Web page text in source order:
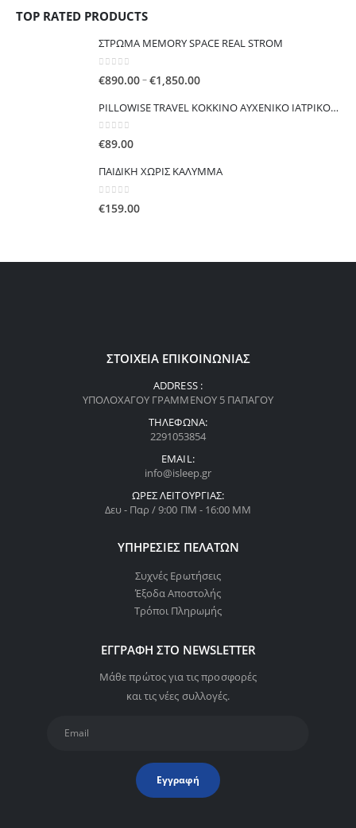
€11.00
TOP RATED PRODUCTS
ΣΤΡΩΜΑ MEMORY SPACE REAL STROM
€890.00–€1,850.00Price
€890.00
PILLOWISE TRAVEL ΚΟΚΚΙΝΟ ΑΥΧΕΝΙΚΟ ΙΑΤΡΙΚΟ ΜΑΞΙΛΑΡΙ ΤΑΞΙΔΙΟΥ
0out of 5
€89.00
ΠΑΙΔΙΚΗ ΧΩΡΙΣ ΚΑΛΥΜΜΑ
€159.00
ΣΤΟΙΧΕΊΑ ΕΠΙΚΟΙΝΩΝΊΑΣ
ADDRESS :
ΥΠΟΛΟΧΑΓΟΥ ΓΡΑΜΜΕΝΟΥ 5 ΠΑΠΑΓΟΥ
ΤΗΛΈΦΩΝΑ:
2291053854
EMAIL:
info@isleep.gr
ΏΡΕΣ ΛΕΙΤΟΥΡΓΊΑΣ:
Δευ - Παρ / 9:00 ΠΜ - 16:00 ΜΜ
ΥΠΗΡΕΣΊΕΣ ΠΕΛΑΤΏΝ
Συχνές Ερωτήσεις
Έξοδα Αποστολής
Τρόποι Πληρωμής
ΕΓΓΡΑΦΉ ΣΤΟ NEWSLETTER
Μάθε πρώτος για τις προσφορές
και τις νέες συλλογές.